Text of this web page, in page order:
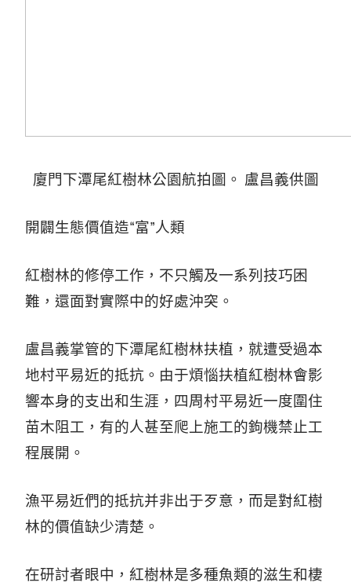
廈門下潭尾紅樹林公園航拍圖。 盧昌義供圖
開闢生態價值造“富”人類
紅樹林的修停工作，不只觸及一系列技巧困
難，還面對實際中的好處沖突。
盧昌義掌管的下潭尾紅樹林扶植，就遭受過本
地村平易近的抵抗。由于煩惱扶植紅樹林會影
響本身的支出和生涯，四周村平易近一度圍住
苗木阻工，有的人甚至爬上施工的鉤機禁止工
程展開。
漁平易近們的抵抗并非出于歹意，而是對紅樹
林的價值缺少清楚。
在研討者眼中，紅樹林是多種魚類的滋生和棲